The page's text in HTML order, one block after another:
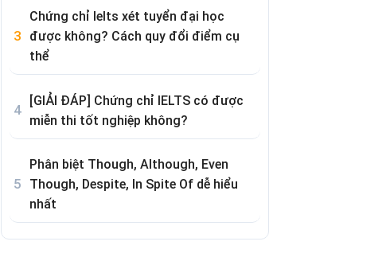
Chứng chỉ Ielts xét tuyển đại học
được không? Cách quy đổi điểm cụ
thể
[GIẢI ĐÁP] Chứng chỉ IELTS có được
miễn thi tốt nghiệp không?
Phân biệt Though, Although, Even
Though, Despite, In Spite Of dễ hiểu
nhất